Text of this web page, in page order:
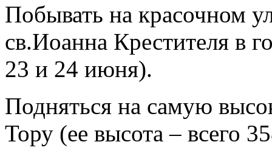
Побывать на красочном
св.Иоанна Крестителя в
23 и 24 июня).
Подняться на самую
Тору (ее высота – всего